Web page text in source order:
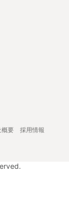
概要
採用情報